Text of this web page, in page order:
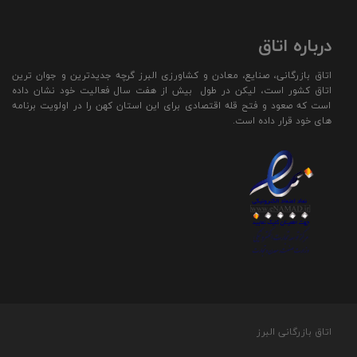
درباره اتاق
اتاق بازرگانی، صنایع، معادن و کشاورزی البرز گرچه جدیدترین و جوان ترین
اتاق کشور است، لیکن در طول بیش از هفت سال فعالیت خود نشان داده
است که صعود و فتح قله اقتصادی برای این استان کهن را در اولویت برنامه
های خود قرار داده است.
اتاق بازرگانی البرز